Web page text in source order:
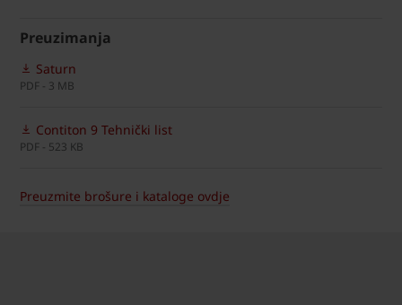
Preuzimanja
Saturn
PDF - 3 MB
Contiton 9 Tehnički list
PDF - 523 KB
Preuzmite brošure i kataloge ovdje